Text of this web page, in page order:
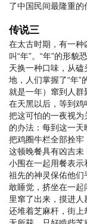
了中国民间最隆重的
传说三
在太古时期，有一
叫“年”。“年”的形
天换一种口味，从磕
地，人们掌握了“年
就是一年）窜到人
在天黑以后，等到
把这可怕的一夜视为
的办法：每到这一
把鸡圈牛栏全部拴
这顿晚餐具有凶吉
小围在一起用餐表
祖先的神灵保佑他
敢睡觉，挤坐在一起
里窜了出来，摸进
还堆着芝麻杆，街上